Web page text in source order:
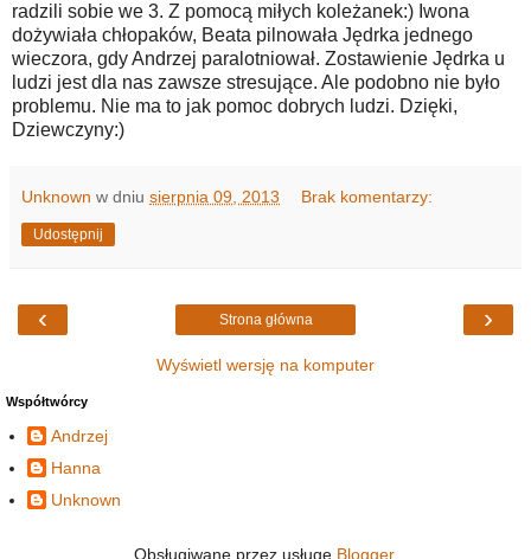
radzili sobie we 3. Z pomocą miłych koleżanek:) Iwona
dożywiała chłopaków, Beata pilnowała Jędrka jednego
wieczora, gdy Andrzej paralotniował. Zostawienie Jędrka u
ludzi jest dla nas zawsze stresujące. Ale podobno nie było
problemu. Nie ma to jak pomoc dobrych ludzi. Dzięki,
Dziewczyny:)
Unknown w dniu sierpnia 09, 2013 Brak komentarzy:
Udostępnij
‹ ›
Strona główna
Wyświetl wersję na komputer
Współtwórcy
Andrzej
Hanna
Unknown
Obsługiwane przez usługę Blogger.